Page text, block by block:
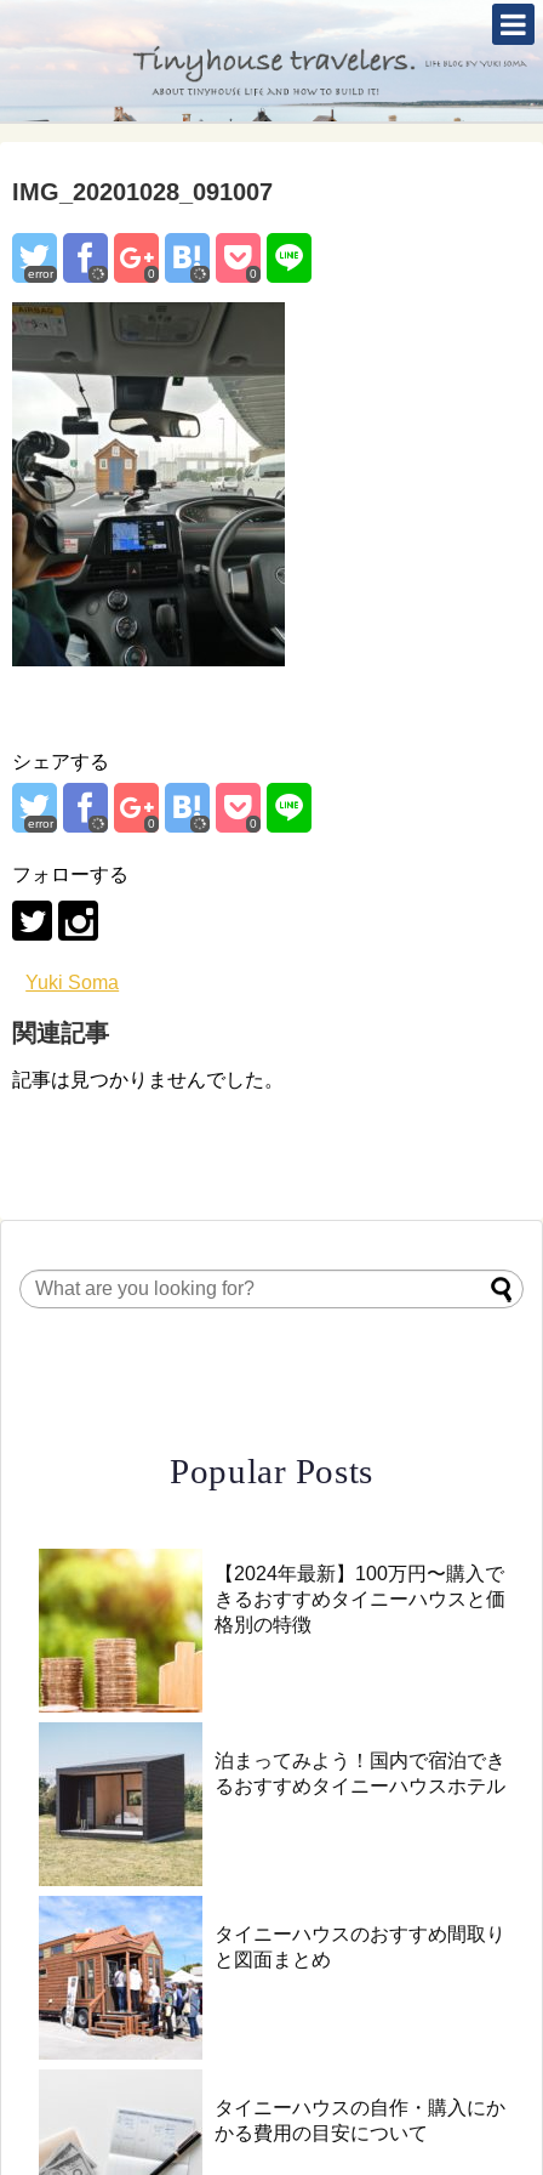
IMG_20201028_091007
error 0 0
シェアする
error 0 0
フォローする
Yuki Soma
関連記事
記事は見つかりませんでした。
Popular Posts
【2024年最新】100万円〜購入で
きるおすすめタイニーハウスと価
格別の特徴
泊まってみよう！国内で宿泊でき
るおすすめタイニーハウスホテル
タイニーハウスのおすすめ間取り
と図面まとめ
タイニーハウスの自作・購入にか
かる費用の目安について
ABOUT
セルフビルド
BLOG
CONTACT
Mole &Otter`s Tinyhouse Hotel